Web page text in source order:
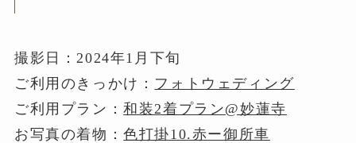
撮影日：2024年1月下旬
ご利用のきっかけ： フォトウェディング
ご利用プラン：和装2着プラン@妙蓮寺
お写真の着物：色打掛10.赤ー御所車